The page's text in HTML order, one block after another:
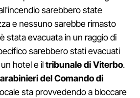
sarebbero state
e nessuno sarebbe rimasto
stata evacuata in un raggio di
sarebbero stati evacuati
hotel e iltribunale di Viterbo.
del Comando di
sta provvedendo a bloccare